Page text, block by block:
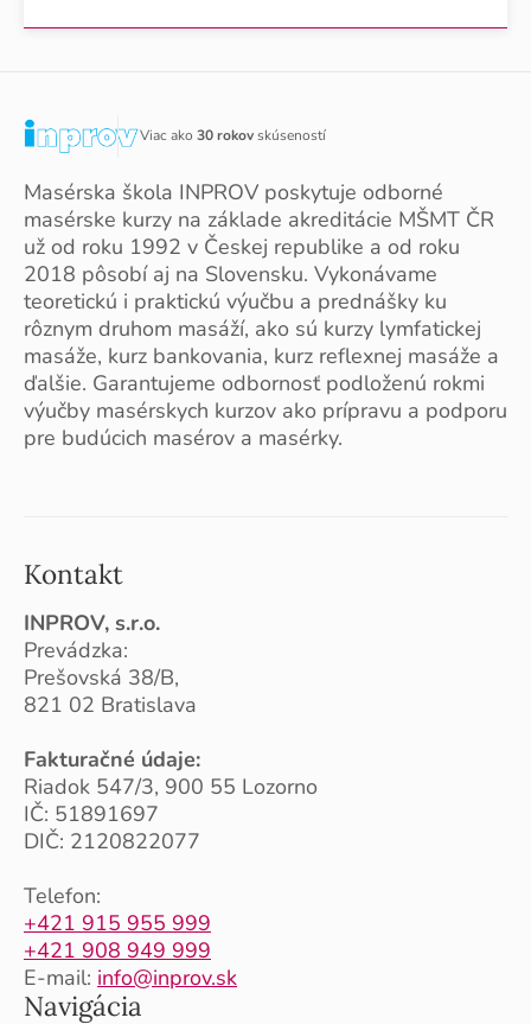
Viac ako 30 rokovskúseností
Masérska škola INPROV poskytuje odborné
masérske kurzy na základe akreditácie MŠMT ČR
už od roku 1992 v Českej republike a od roku
2018 pôsobí aj na Slovensku. Vykonávame
teoretickú i praktickú výučbu a prednášky ku
rôznym druhom masáží, ako sú kurzy lymfatickej
masáže, kurz bankovania, kurz reflexnej masáže a
ďalšie. Garantujeme odbornosť podloženú rokmi
výučby masérskych kurzov ako prípravu a podporu
pre budúcich masérov a masérky.
Kontakt
INPROV, s.r.o.
Prevádzka:
Prešovská 38/B,
821 02 Bratislava
Fakturačné údaje:
Riadok 547/3, 900 55 Lozorno
IČ: 51891697
DIČ: 2120822077
Telefon:
+421 915 955 999
+421 908 949 999
E-mail: info@inprov.sk
Navigácia